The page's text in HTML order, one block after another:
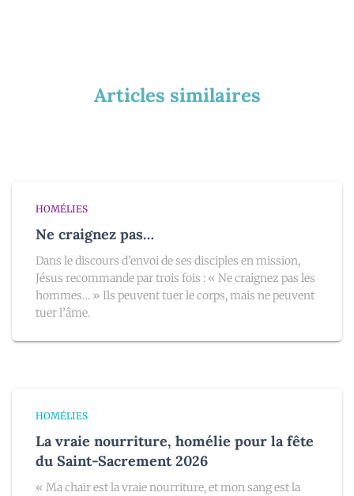
Articles similaires
HOMÉLIES
Ne craignez pas…
Dans le discours d’envoi de ses disciples en mission,
Jésus recommande par trois fois : « Ne craignez pas les
hommes… » Ils peuvent tuer le corps, mais ne peuvent
tuer l’âme.
HOMÉLIES
La vraie nourriture, homélie pour la fête
du Saint-Sacrement 2026
« Ma chair est la vraie nourriture, et mon sang est la